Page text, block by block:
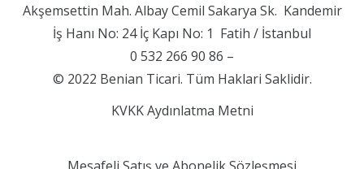
Akşemsettin Mah. Albay Cemil Sakarya Sk. Kandemir
İş Hanı No: 24 İç Kapı No: 1 Fatih / İstanbul
0 532 266 90 86 –
© 2022 Benian Ticari. Tüm Haklari Saklidir.
KVKK Aydınlatma Metni